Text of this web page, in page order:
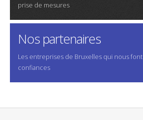
prise de mesures
Nos partenaires
Les entreprises de Bruxelles qui nous font
confiances